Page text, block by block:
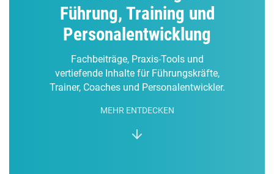
Führung, Training und
Personalentwicklung
Fachbeiträge, Praxis-Tools und
vertiefende Inhalte für Führungskräfte,
Trainer, Coaches und Personalentwickler.
MEHR ENTDECKEN